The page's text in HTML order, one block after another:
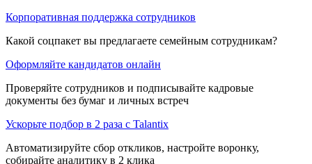
Корпоративная поддержка сотрудников
Какой соцпакет вы предлагаете семейным сотрудникам?
Оформляйте кандидатов онлайн
Проверяйте сотрудников и подписывайте кадровые
документы без бумаг и личных встреч
Ускорьте подбор в 2 раза с Talantix
Автоматизируйте сбор откликов, настройте воронку,
собирайте аналитику в 2 клика